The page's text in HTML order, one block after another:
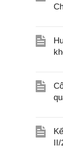
II/